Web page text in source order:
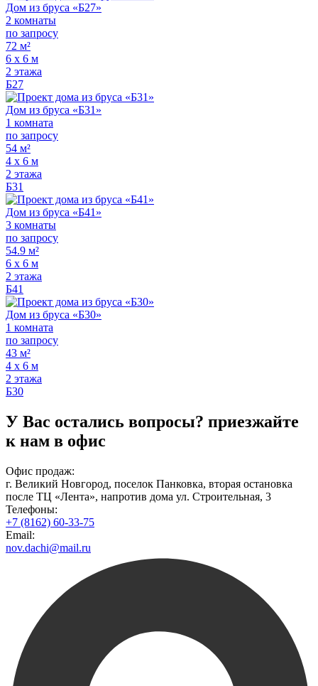
Дом из бруса «Б27»
2 комнаты
по запросу
72 м²
6 х 6 м
2 этажа
Б27
Дом из бруса «Б31»
1 комната
по запросу
54 м²
4 х 6 м
2 этажа
Б31
Дом из бруса «Б41»
3 комнаты
по запросу
54.9 м²
6 х 6 м
2 этажа
Б41
Дом из бруса «Б30»
1 комната
по запросу
43 м²
4 х 6 м
2 этажа
Б30
У Вас остались вопросы? приезжайте
к нам в офис
Офис продаж:
г. Великий Новгород, поселок Панковка, вторая остановка
после ТЦ «Лента», напротив дома ул. Строительная, 3
Телефоны:
+7 (8162) 60-33-75
Email:
nov.dachi@mail.ru